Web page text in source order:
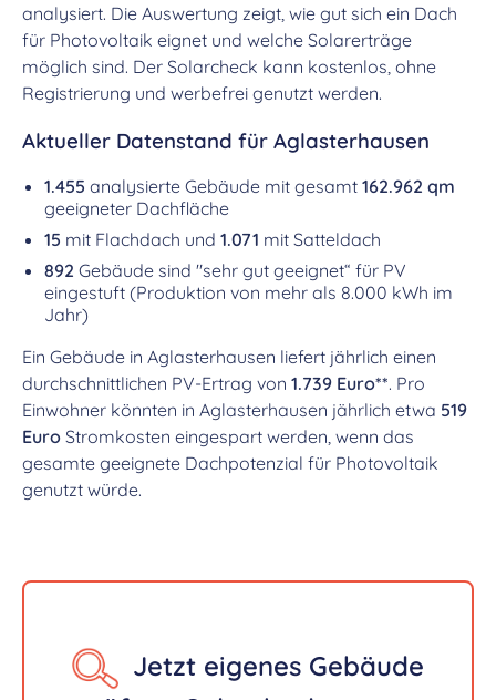
analysiert. Die Auswertung zeigt, wie gut sich ein Dach
für Photovoltaik eignet und welche Solarerträge
möglich sind. Der Solarcheck kann kostenlos, ohne
Registrierung und werbefrei genutzt werden.
Aktueller Datenstand für Aglasterhausen
1.455 analysierte Gebäude mit gesamt 162.962 qm
geeigneter Dachfläche
15 mit Flachdach und 1.071 mit Satteldach
892 Gebäude sind "sehr gut geeignet“ für PV
eingestuft (Produktion von mehr als 8.000 kWh im
Jahr)
Ein Gebäude in Aglasterhausen liefert jährlich einen
durchschnittlichen PV-Ertrag von 1.739 Euro**. Pro
Einwohner könnten in Aglasterhausen jährlich etwa 519
Euro Stromkosten eingespart werden, wenn das
gesamte geeignete Dachpotenzial für Photovoltaik
genutzt würde.
Jetzt eigenes Gebäude